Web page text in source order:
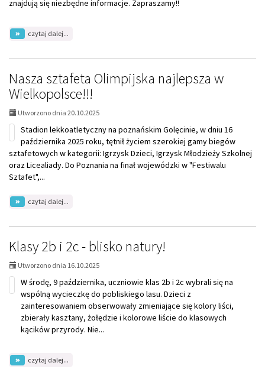
znajdują się niezbędne informacje. Zapraszamy!!
czytaj dalej...
na
obóz
narciarski
2026
Nasza sztafeta Olimpijska najlepsza w
Wielkopolsce!!!
Utworzono dnia 20.10.2025
Stadion lekkoatletyczny na poznańskim Golęcinie, w dniu 16
października 2025 roku, tętnił życiem szerokiej gamy biegów
sztafetowych w kategorii: Igrzysk Dzieci, Igrzysk Młodzieży Szkolnej
oraz Licealiady. Do Poznania na finał wojewódzki w "Festiwalu
Sztafet",...
czytaj dalej...
sztafeta
Olimpijska
najlepsza
Wielkopolsce!!!
Klasy 2b i 2c - blisko natury!
Utworzono dnia 16.10.2025
W środę, 9 października, uczniowie klas 2b i 2c wybrali się na
wspólną wycieczkę do pobliskiego lasu. Dzieci z
zainteresowaniem obserwowały zmieniające się kolory liści,
zbierały kasztany, żołędzie i kolorowe liście do klasowych
kącików przyrody. Nie...
czytaj dalej...